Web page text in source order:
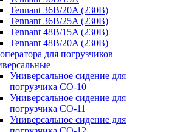
Tennant 36B/20A (230B)
Tennant 36B/25A (230B)
Tennant 48B/15A (230B)
Tennant 48B/20A (230B)
для погрузчиков
Универсальное сидение для
погрузчика CO-10
Универсальное сидение для
погрузчика CO-11
Универсальное сидение для